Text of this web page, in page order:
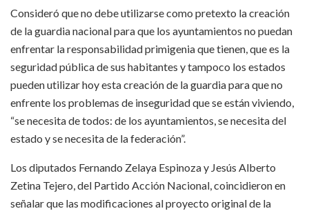
Consideró que no debe utilizarse como pretexto la creación
de la guardia nacional para que los ayuntamientos no puedan
enfrentar la responsabilidad primigenia que tienen, que es la
seguridad pública de sus habitantes y tampoco los estados
pueden utilizar hoy esta creación de la guardia para que no
enfrente los problemas de inseguridad que se están viviendo,
“se necesita de todos: de los ayuntamientos, se necesita del
estado y se necesita de la federación”.
Los diputados Fernando Zelaya Espinoza y Jesús Alberto
Zetina Tejero, del Partido Acción Nacional, coincidieron en
señalar que las modificaciones al proyecto original de la